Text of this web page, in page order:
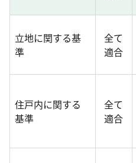
立地に関する基
準
全て
適合
住戸内に関する
基準
全て
適合